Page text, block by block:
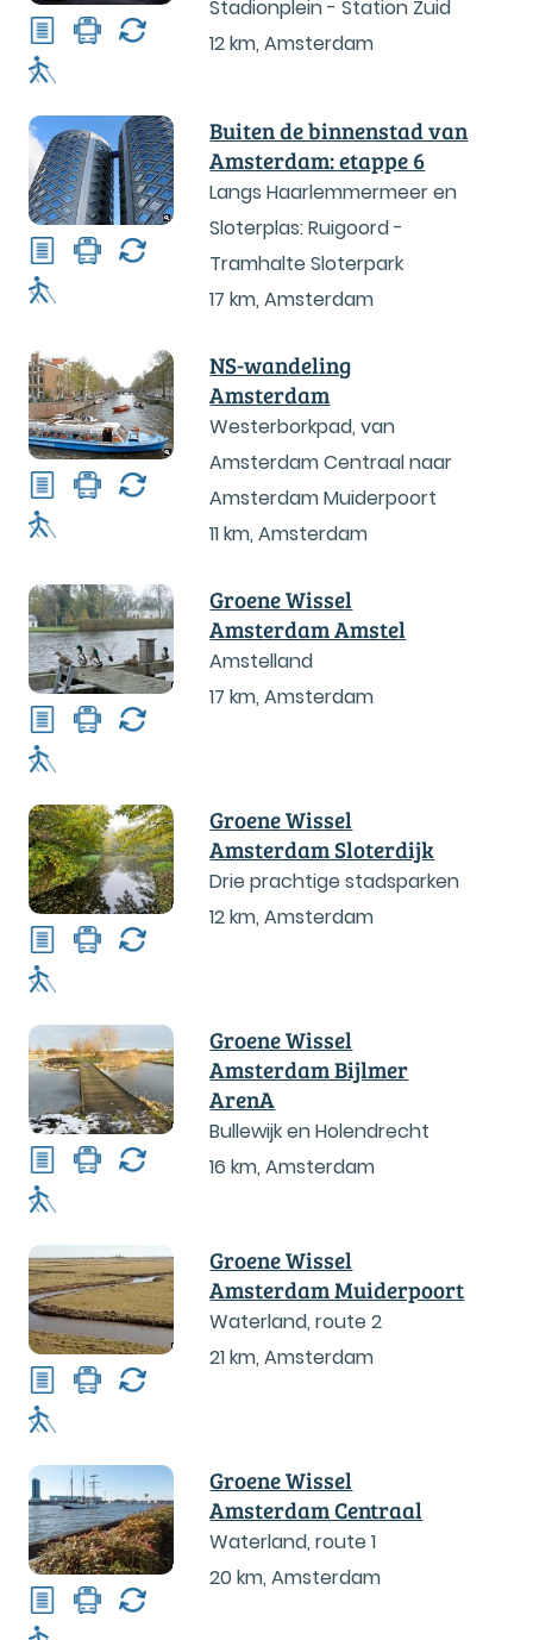
Stadionplein - Station Zuid
12 km,Amsterdam
Buiten de binnenstad van
Amsterdam: etappe 6
Langs Haarlemmermeer en
Sloterplas: Ruigoord -
Tramhalte Sloterpark
17 km,Amsterdam
NS-wandeling
Amsterdam
Westerborkpad, van
Amsterdam Centraal naar
Amsterdam Muiderpoort
11 km,Amsterdam
Groene Wissel
Amsterdam Amstel
Amstelland
17 km,Amsterdam
Groene Wissel
Amsterdam Sloterdijk
Drie prachtige stadsparken
12 km,Amsterdam
Groene Wissel
Amsterdam Bijlmer
ArenA
Bullewijk en Holendrecht
16 km,Amsterdam
Groene Wissel
Amsterdam Muiderpoort
Waterland, route 2
21 km,Amsterdam
Groene Wissel
Amsterdam Centraal
Waterland, route 1
20 km,Amsterdam